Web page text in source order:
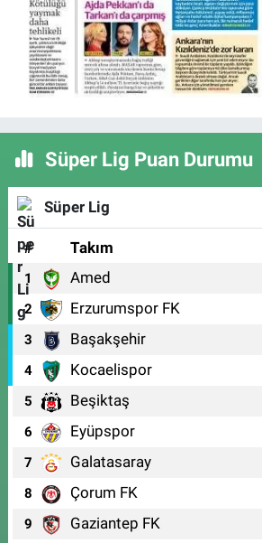
Süper Lig Puan Durumu
Süper Lig
# Takım
1 Amed
2 Erzurumspor FK
3 Başakşehir
4 Kocaelispor
5 Beşiktaş
6 Eyüpspor
7 Galatasaray
8 Çorum FK
9 Gaziantep FK